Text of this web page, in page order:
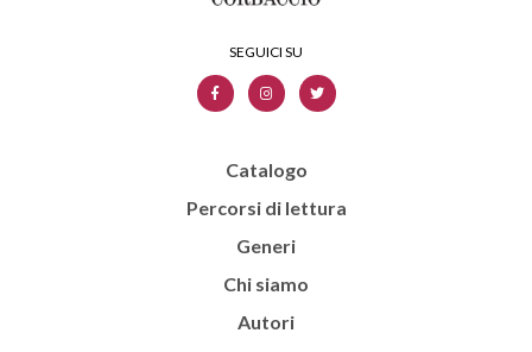
Catalogo
Percorsi di lettura
Generi
Chi siamo
Autori